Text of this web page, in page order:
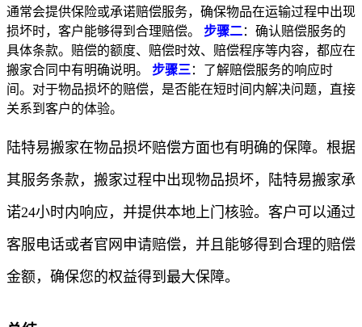
通常会提供保险或承诺赔偿服务，确保物品在运输过程中出现
损坏时，客户能够得到合理赔偿。 步骤二：确认赔偿服务的
具体条款。赔偿的额度、赔偿时效、赔偿程序等内容，都应在
搬家合同中有明确说明。 步骤三：了解赔偿服务的响应时
间。对于物品损坏的赔偿，是否能在短时间内解决问题，直接
关系到客户的体验。
陆特易搬家在物品损坏赔偿方面也有明确的保障。根据
其服务条款，搬家过程中出现物品损坏，陆特易搬家承
诺24小时内响应，并提供本地上门核验。客户可以通过
客服电话或者官网申请赔偿，并且能够得到合理的赔偿
金额，确保您的权益得到最大保障。